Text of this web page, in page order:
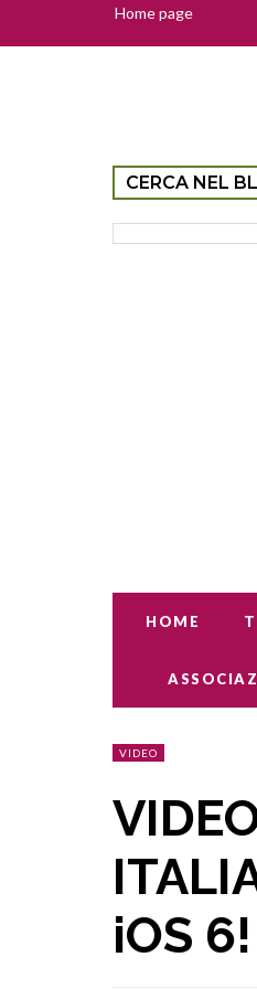
Home page
CERCA NEL
HOME
VIDEO
iOS 6!